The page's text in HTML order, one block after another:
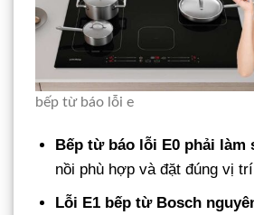
bếp từ báo lỗi e
Bếp từ báo lỗi E0 phải làm
nồi phù hợp và đặt đúng vị
Lỗi E1 bếp từ Bosch